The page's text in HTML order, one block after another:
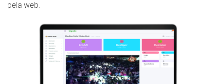
pela web.